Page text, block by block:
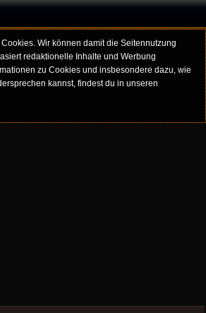
Wir können damit die Seitennutzung
redaktionelle Inhalte und Werbung
zu Cookies und insbesondere dazu, wie
kannst, findest du in unseren